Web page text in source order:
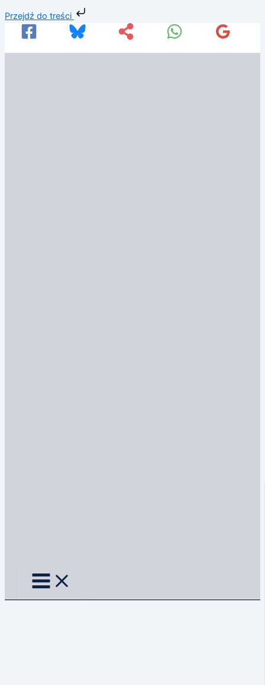
Przejdź do treści
do
treści